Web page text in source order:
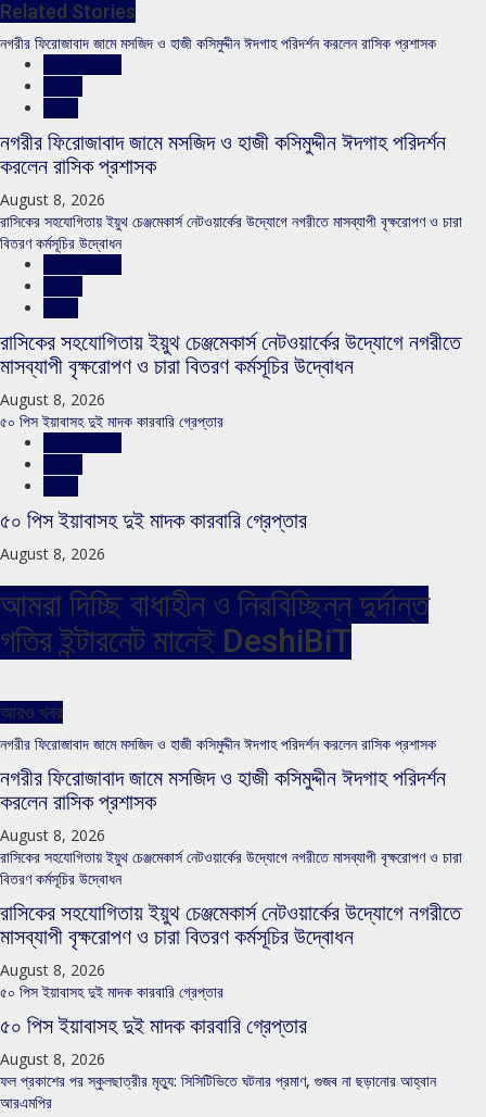
Related Stories
নগরীর ফিরোজাবাদ জামে মসজিদ ও হাজী কসিমুদ্দীন ঈদগাহ পরিদর্শন করলেন রাসিক প্রশাসক
নগরীর ফিরোজাবাদ জামে মসজিদ ও হাজী কসিমুদ্দীন ঈদগাহ পরিদর্শন
করলেন রাসিক প্রশাসক
August 8, 2026
রাসিকের সহযোগিতায় ইয়ুথ চেঞ্জমেকার্স নেটওয়ার্কের উদ্যোগে নগরীতে মাসব্যাপী বৃক্ষরোপণ ও চারা
বিতরণ কর্মসূচির উদ্বোধন
রাসিকের সহযোগিতায় ইয়ুথ চেঞ্জমেকার্স নেটওয়ার্কের উদ্যোগে নগরীতে
মাসব্যাপী বৃক্ষরোপণ ও চারা বিতরণ কর্মসূচির উদ্বোধন
August 8, 2026
৫০ পিস ইয়াবাসহ দুই মাদক কারবারি গ্রেপ্তার
৫০ পিস ইয়াবাসহ দুই মাদক কারবারি গ্রেপ্তার
August 8, 2026
আমরা দিচ্ছি বাধাহীন ও নিরবিচ্ছিন্ন দুর্দান্ত
গতির ইন্টারনেট মানেই DeshiBiT
আরও খবর
নগরীর ফিরোজাবাদ জামে মসজিদ ও হাজী কসিমুদ্দীন ঈদগাহ পরিদর্শন করলেন রাসিক প্রশাসক
নগরীর ফিরোজাবাদ জামে মসজিদ ও হাজী কসিমুদ্দীন ঈদগাহ পরিদর্শন
করলেন রাসিক প্রশাসক
August 8, 2026
রাসিকের সহযোগিতায় ইয়ুথ চেঞ্জমেকার্স নেটওয়ার্কের উদ্যোগে নগরীতে মাসব্যাপী বৃক্ষরোপণ ও চারা
বিতরণ কর্মসূচির উদ্বোধন
রাসিকের সহযোগিতায় ইয়ুথ চেঞ্জমেকার্স নেটওয়ার্কের উদ্যোগে নগরীতে
মাসব্যাপী বৃক্ষরোপণ ও চারা বিতরণ কর্মসূচির উদ্বোধন
August 8, 2026
৫০ পিস ইয়াবাসহ দুই মাদক কারবারি গ্রেপ্তার
৫০ পিস ইয়াবাসহ দুই মাদক কারবারি গ্রেপ্তার
August 8, 2026
ফল প্রকাশের পর স্কুলছাত্রীর মৃত্যু: সিসিটিভিতে ঘটনার প্রমাণ, গুজব না ছড়ানোর আহ্বান
আরএমপির